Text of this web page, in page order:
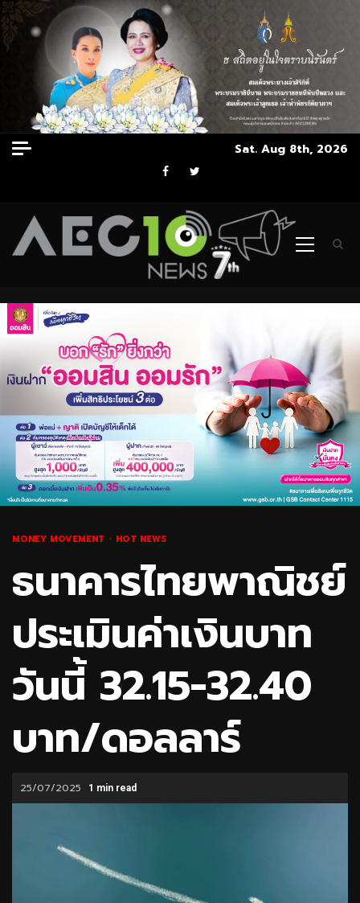
Skip
to
Sat. Aug 8th, 2026
Facebook
Twitter
Primary
MONEY MOVEMENT HOT NEWS
ธนาคารไทยพาณิชย์
ประเมินค่าเงินบาท
วันนี้ 32.15-32.40
บาท/ดอลลาร์
25/07/2025 1 min read